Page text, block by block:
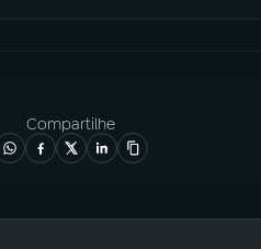
Compartilhe